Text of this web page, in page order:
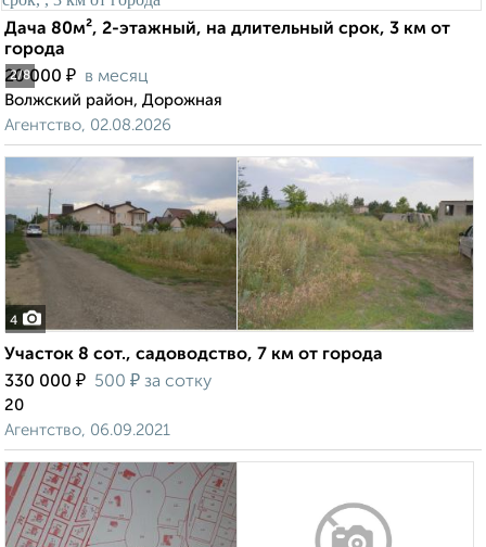
2/8
Дача 80м², 2-этажный, на длительный срок, 3 км от
города
20 000 ₽ в месяц
Волжский район, Дорожная
Агентство, 02.08.2026
4
Участок 8 сот., садоводство, 7 км от города
330 000 ₽ 500 ₽ за сотку
20
Агентство, 06.09.2021